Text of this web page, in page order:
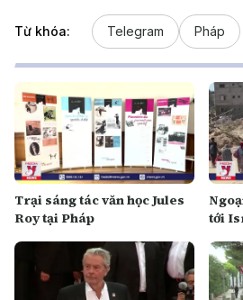
Từ khóa: Telegram Pháp
Trại sáng tác văn học Jules
Roy tại Pháp
tới